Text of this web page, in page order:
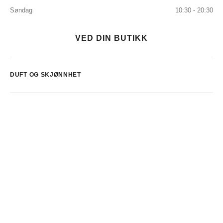
Søndag
10:30 - 20:30
VED DIN BUTIKK
DUFT OG SKJØNNHET